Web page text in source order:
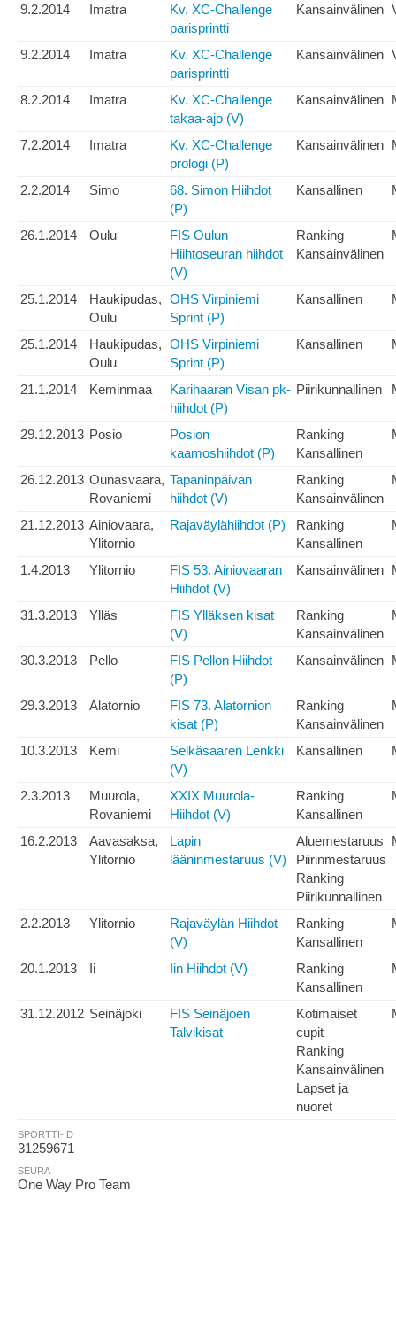
9.2.2014 Imatra
Kv. XC-Challenge
parisprintti
Kansainvälinen
9.2.2014 Imatra
Kv. XC-Challenge
parisprintti
Kansainvälinen
8.2.2014 Imatra
Kv. XC-Challenge
takaa-ajo (V)
Kansainvälinen
7.2.2014 Imatra
Kv. XC-Challenge
prologi (P)
Kansainvälinen
2.2.2014 Simo
68. Simon Hiihdot
(P)
Kansallinen
26.1.2014 Oulu
FIS Oulun
Hiihtoseuran hiihdot
(V)
Ranking
Kansainvälinen
25.1.2014
Haukipudas,
Oulu
OHS Virpiniemi
Sprint (P)
Kansallinen
25.1.2014
Haukipudas,
Oulu
OHS Virpiniemi
Sprint (P)
Kansallinen
21.1.2014 Keminmaa
Karihaaran Visan pk-
hiihdot (P)
Piirikunnallinen
29.12.2013 Posio
Posion
kaamoshiihdot (P)
Ranking
Kansallinen
26.12.2013 Ounasvaara,
Rovaniemi
Tapaninpäivän
hiihdot (V)
Ranking
Kansainvälinen
21.12.2013 Ainiovaara,
Ylitornio
Rajaväylähiihdot (P)
Ranking
Kansallinen
1.4.2013 Ylitornio
FIS 53. Ainiovaaran
Hiihdot (V)
Kansainvälinen
31.3.2013 Ylläs
FIS Ylläksen kisat
(V)
Ranking
Kansainvälinen
30.3.2013 Pello
FIS Pellon Hiihdot
(P)
Kansainvälinen
29.3.2013 Alatornio
FIS 73. Alatornion
kisat (P)
Ranking
Kansainvälinen
10.3.2013 Kemi
Selkäsaaren Lenkki
(V)
Kansallinen
2.3.2013
Muurola,
Rovaniemi
XXIX Muurola-
Hiihdot (V)
Ranking
Kansallinen
16.2.2013
Aavasaksa,
Ylitornio
Lapin
lääninmestaruus (V)
Aluemestaruus
Piirinmestaruus
Ranking
Piirikunnallinen
2.2.2013 Ylitornio
Rajaväylän Hiihdot
(V)
Ranking
Kansallinen
20.1.2013 Ii Iin Hiihdot (V)
Ranking
Kansallinen
31.12.2012 Seinäjoki
FIS Seinäjoen
Talvikisat
Kotimaiset
cupit
Ranking
Kansainvälinen
Lapset ja
nuoret
SPORTTI-ID
31259671
SEURA
One Way Pro Team